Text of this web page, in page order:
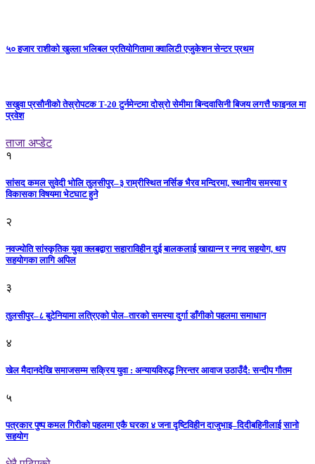
५० हजार राशीको खुल्ला भलिबल प्रतियोगितामा क्वालिटी एजुकेशन सेन्टर प्रथम
सखुवा प्रसौनीको तेस्रोपटक T-20 टुर्नमेन्टमा दोस्रो सेमीमा बिन्दवासिनी बिजय लगत्तै फाइनल मा
प्रवेश
ताजा अप्डेट
१
सांसद कमल सुवेदी भोलि तुलसीपुर–३ राम्रीस्थित नर्सिङ भैरव मन्दिरमा, स्थानीय समस्या र
विकासका विषयमा भेटघाट हुने
२
नवज्योति सांस्कृतिक युवा क्लबद्वारा सहाराविहीन दुई बालकलाई खाद्यान्न र नगद सहयोग, थप
सहयोगका लागि अपिल
३
तुलसीपुर–८ बुटेनियामा लत्रिएको पोल–तारको समस्या दुर्गा डाँगीको पहलमा समाधान
४
खेल मैदानदेखि समाजसम्म सक्रिय युवा : अन्यायविरुद्ध निरन्तर आवाज उठाउँदै: सन्दीप गौतम
५
पत्रकार पुष्प कमल गिरीको पहलमा एकै घरका ४ जना दृष्टिविहीन दाजुभाइ–दिदीबहिनीलाई सानो
सहयोग